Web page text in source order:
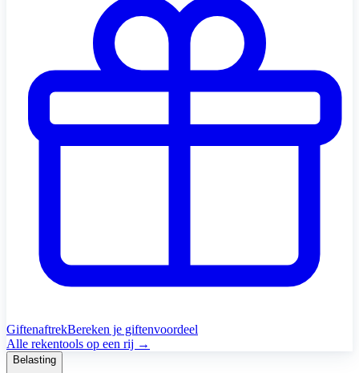
GiftenaftrekBereken je giftenvoordeel
Alle rekentools op een rij →
Belasting